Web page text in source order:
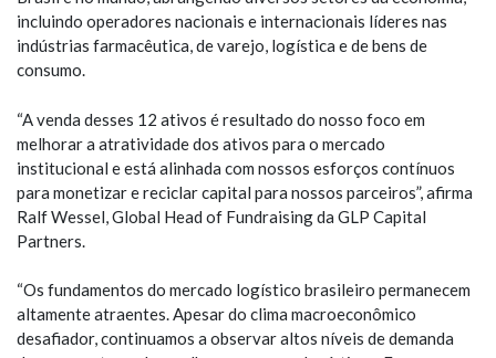
incluindo operadores nacionais e internacionais líderes nas
indústrias farmacêutica, de varejo, logística e de bens de
consumo.
“A venda desses 12 ativos é resultado do nosso foco em
melhorar a atratividade dos ativos para o mercado
institucional e está alinhada com nossos esforços contínuos
para monetizar e reciclar capital para nossos parceiros”, afirma
Ralf Wessel, Global Head of Fundraising da GLP Capital
Partners.
“Os fundamentos do mercado logístico brasileiro permanecem
altamente atraentes. Apesar do clima macroeconômico
desafiador, continuamos a observar altos níveis de demanda